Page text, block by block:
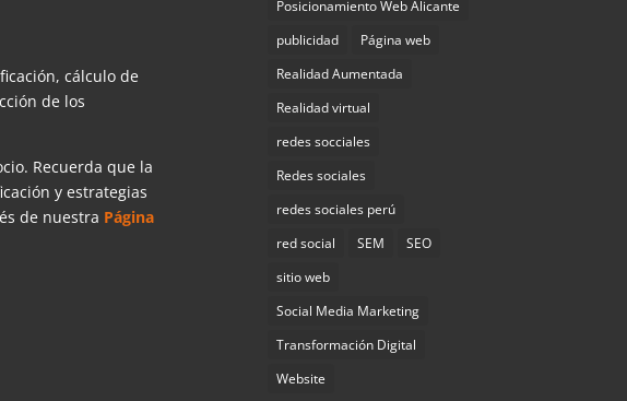
cálculo de
de los
Recuerda que la
y estrategias
de nuestra Página
Posicionamiento Web Alicante
publicidad
Página web
Realidad Aumentada
Realidad virtual
redes socciales
Redes sociales
redes sociales perú
red social
SEM
SEO
sitio web
Social Media Marketing
Transformación Digital
Website